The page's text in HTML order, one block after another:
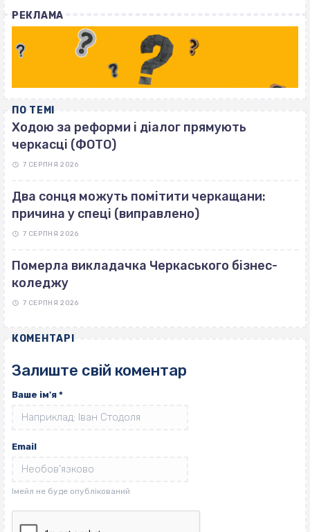
РЕКЛАМА
ПО ТЕМІ
Ходою за реформи і діалог прямують
черкасці (ФОТО)
7 СЕРПНЯ 2026
Два сонця можуть помітити черкащани:
причина у спеці (виправлено)
7 СЕРПНЯ 2026
Померла викладачка Черкаського бізнес-
коледжу
7 СЕРПНЯ 2026
КОМЕНТАРІ
Залиште свій коментар
Ваше ім'я *
Email